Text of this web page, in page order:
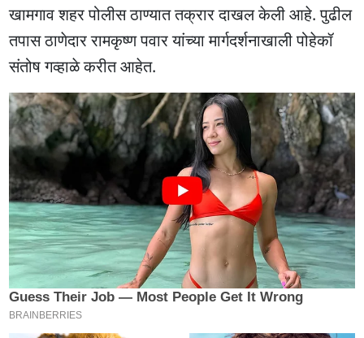
खामगाव शहर पोलीस ठाण्यात तक्रार दाखल केली आहे. पुढील
तपास ठाणेदार रामकृष्ण पवार यांच्या मार्गदर्शनाखाली पोहेकॉ
संतोष गव्हाळे करीत आहेत.